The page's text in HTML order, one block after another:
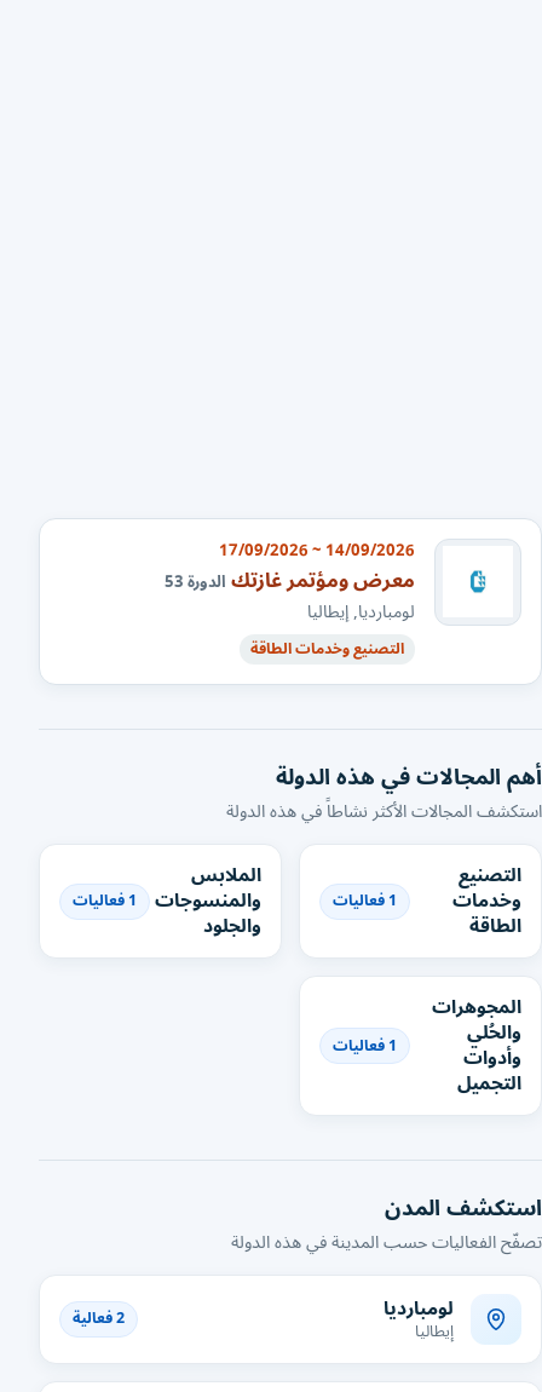
14/09/2026 ~ 17/09/2026
معرض ومؤتمر غازتكالدورة 53
لومبارديا, إيطاليا
التصنيع وخدمات الطاقة
أهم المجالات في هذه الدولة
استكشف المجالات الأكثر نشاطاً في هذه الدولة
التصنيع
وخدمات
الطاقة
1 فعاليات
الملابس
والمنسوجات
والجلود
1 فعاليات
المجوهرات
والحُلي
وأدوات
التجميل
1 فعاليات
استكشف المدن
تصفّح الفعاليات حسب المدينة في هذه الدولة
لومبارديا
إيطاليا 2 فعالية